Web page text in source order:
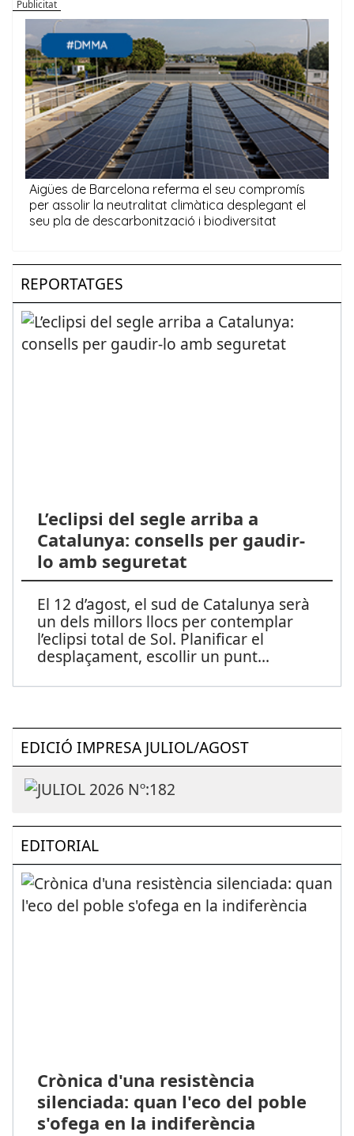
REPORTATGES
L’eclipsi del segle arriba a
Catalunya: consells per gaudir-
lo amb seguretat
El 12 d’agost, el sud de Catalunya serà
un dels millors llocs per contemplar
l’eclipsi total de Sol. Planificar el
desplaçament, escollir un punt...
EDICIÓ IMPRESA JULIOL/AGOST
EDITORIAL
Crònica d'una resistència
silenciada: quan l'eco del poble
s'ofega en la indiferència